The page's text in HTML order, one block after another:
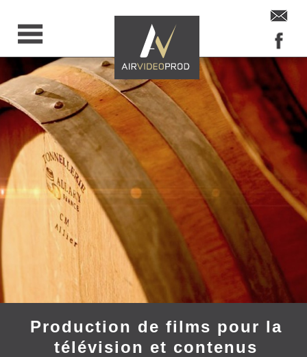
Production de films pour la
télévision et contenus